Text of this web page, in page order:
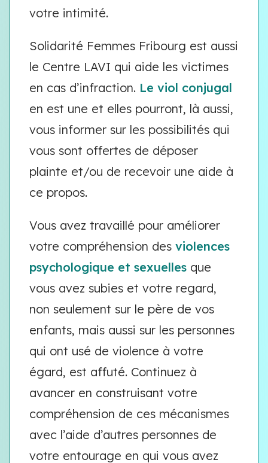
votre intimité.
Solidarité Femmes Fribourg est aussi
le Centre LAVI qui aide les victimes
en cas d’infraction. Le viol conjugal
en est une et elles pourront, là aussi,
vous informer sur les possibilités qui
vous sont offertes de déposer
plainte et/ou de recevoir une aide à
ce propos.
Vous avez travaillé pour améliorer
votre compréhension des violences
psychologique et sexuelles que
vous avez subies et votre regard,
non seulement sur le père de vos
enfants, mais aussi sur les personnes
qui ont usé de violence à votre
égard, est affuté. Continuez à
avancer en construisant votre
compréhension de ces mécanismes
avec l’aide d’autres personnes de
votre entourage en qui vous avez